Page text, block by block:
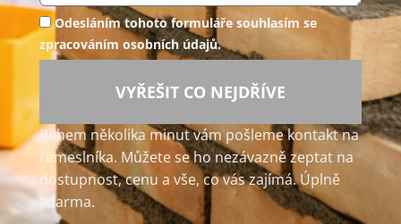
Odesláním tohoto formuláře souhlasím se
zpracováním osobních údajů.
VYŘEŠIT CO NEJDŘÍVE
Během několika minut vám pošleme kontakt na
řemeslníka. Můžete se ho nezávazně zeptat na
dostupnost, cenu a vše, co vás zajímá. Úplně
zdarma.